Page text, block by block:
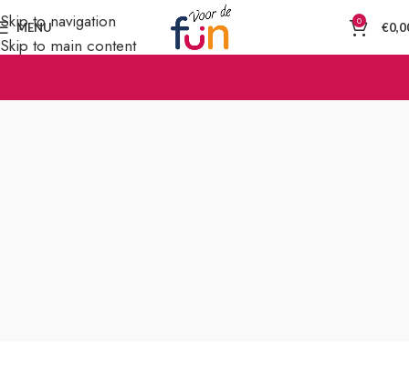
Skip to navigation
Skip to main content
MENU 0 €